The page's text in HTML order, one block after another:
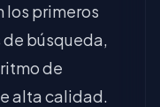
los primeros
búsqueda,
de
alta calidad.